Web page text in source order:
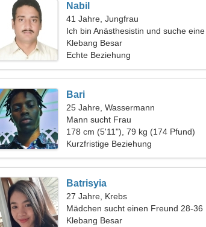
Nabil
41 Jahre, Jungfrau
Ich bin Anästhesistin und suche
Frau
Klebang Besar
Echte Beziehung
Bari
25 Jahre, Wassermann
Mann sucht Frau
178 cm (5'11"), 79 kg (174 Pfund)
Kurzfristige Beziehung
Batrisyia
27 Jahre, Krebs
Mädchen sucht einen Freund 28-36
Klebang Besar